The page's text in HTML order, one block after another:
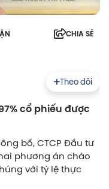
CHIA SẺ
Theo dõi
cổ phiếu được
bố, CTCP Đầu tư
phương án chào
với tỷ lệ thực